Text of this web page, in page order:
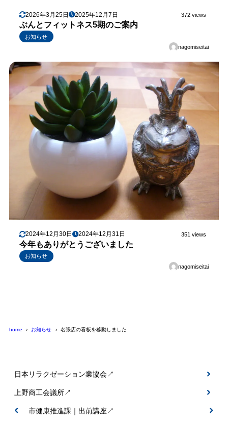
2026年3月25日 2025年12月7日 372 views
ぶんとフィットネス5期のご案内
お知らせ
nagomiseitai
2024年12月30日 2024年12月31日 351 views
今年もありがとうございました
お知らせ
nagomiseitai
home お知らせ 名張店の看板を移動しました
日本リラクゼーション業協会↗
上野商工会議所↗
伊賀市健康推進課｜出前講座↗